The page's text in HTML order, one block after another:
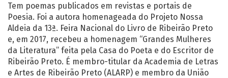
Tem poemas publicados em revistas e portais de
Poesia. Foi a autora homenageada do Projeto Nossa
Aldeia da 13ª. Feira Nacional do Livro de Ribeirão Preto
e, em 2017, recebeu a homenagem “Grandes Mulheres
da Literatura” feita pela Casa do Poeta e do Escritor de
Ribeirão Preto. É membro-titular da Academia de Letras
e Artes de Ribeirão Preto (ALARP) e membro da União